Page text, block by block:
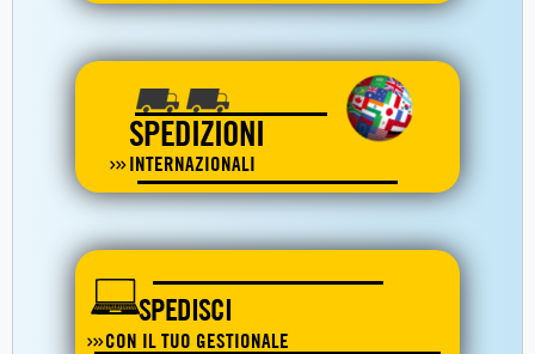
SPEDIZIONI
INTERNAZIONALI
SPEDISCI
CON IL TUO GESTIONALE